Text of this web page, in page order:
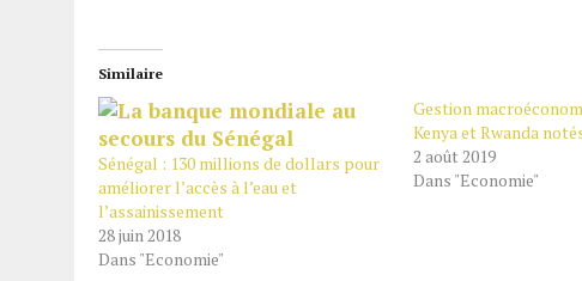
Similaire
Sénégal : 130 millions de dollars pour
améliorer l’accès à l’eau et
l’assainissement
28 juin 2018
Dans "Economie"
Gestion
Kenya et Rwanda
2 août 2019
Dans "Economie"